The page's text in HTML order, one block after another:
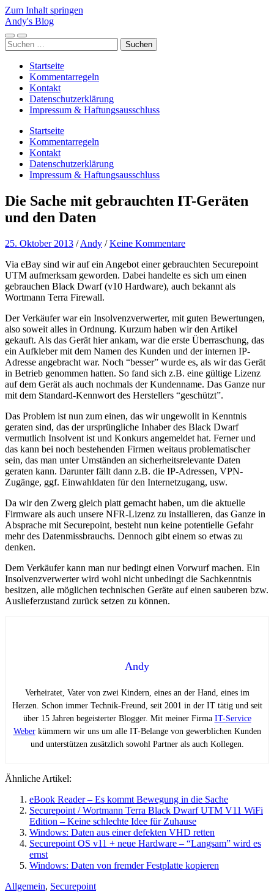
Zum Inhalt springen
Andy's Blog
Mobile-
Menü
Suchfeld
ein-/ausblenden
Suchen
nach:
Startseite
Kommentarregeln
Kontakt
Datenschutzerklärung
Impressum & Haftungsausschluss
Startseite
Kommentarregeln
Kontakt
Datenschutzerklärung
Impressum & Haftungsausschluss
Die Sache mit gebrauchten IT-Geräten
und den Daten
25. Oktober 2013 /Andy /Keine Kommentare
Via eBay sind wir auf ein Angebot einer gebrauchten Securepoint
UTM aufmerksam geworden. Dabei handelte es sich um einen
gebrauchen Black Dwarf (v10 Hardware), auch bekannt als
Wortmann Terra Firewall.
Der Verkäufer war ein Insolvenzverwerter, mit guten Bewertungen,
also soweit alles in Ordnung. Kurzum haben wir den Artikel
gekauft. Als das Gerät hier ankam, war die erste Überraschung, das
ein Aufkleber mit dem Namen des Kunden und der internen IP-
Adresse angebracht war. Noch “besser” wurde es, als wir das Gerät
in Betrieb genommen hatten. So fand sich z.B. eine gültige Lizenz
auf dem Gerät als auch nochmals der Kundenname. Das Ganze nur
mit dem Standard-Kennwort des Herstellers “geschützt”.
Das Problem ist nun zum einen, das wir ungewollt in Kenntnis
geraten sind, das der ursprüngliche Inhaber des Black Dwarf
vermutlich Insolvent ist und Konkurs angemeldet hat. Ferner und
das kann bei noch bestehenden Firmen weitaus problematischer
sein, das man unter Umständen an sicherheitsrelevante Daten
geraten kann. Darunter fällt dann z.B. die IP-Adressen, VPN-
Zugänge, ggf. Einwahldaten für den Internetzugang, usw.
Da wir den Zwerg gleich platt gemacht haben, um die aktuelle
Firmware als auch unsere NFR-Lizenz zu installieren, das Ganze in
Absprache mit Securepoint, besteht nun keine potentielle Gefahr
mehr des Datenmissbrauchs. Dennoch gibt einem so etwas zu
denken.
Dem Verkäufer kann man nur bedingt einen Vorwurf machen. Ein
Insolvenzverwerter wird wohl nicht unbedingt die Sachkenntnis
besitzen, alle möglichen technischen Geräte auf einen sauberen bzw.
Auslieferzustand zurück setzen zu können.
Andy
Verheiratet, Vater von zwei Kindern, eines an der Hand, eines im
Herzen. Schon immer Technik-Freund, seit 2001 in der IT tätig und seit
über 15 Jahren begeisterter Blogger. Mit meiner Firma IT-Service
Weberkümmern wir uns um alle IT-Belange von gewerblichen Kunden
und unterstützen zusätzlich sowohl Partner als auch Kollegen.
Ähnliche Artikel:
eBook Reader – Es kommt Bewegung in die Sache
Securepoint / Wortmann Terra Black Dwarf UTM V11 WiFi
Edition – Keine schlechte Idee für Zuhause
Windows: Daten aus einer defekten VHD retten
Securepoint OS v11 + neue Hardware – “Langsam” wird es
ernst
Windows: Daten von fremder Festplatte kopieren
Allgemein, Securepoint